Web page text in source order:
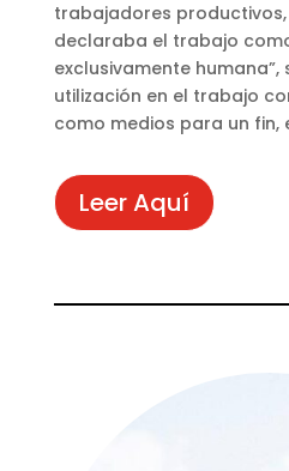
trabajadores productivos,
declaraba el trabajo
exclusivamente humana”,
utilización en el trabajo
como medios para un fin,
Leer Aquí